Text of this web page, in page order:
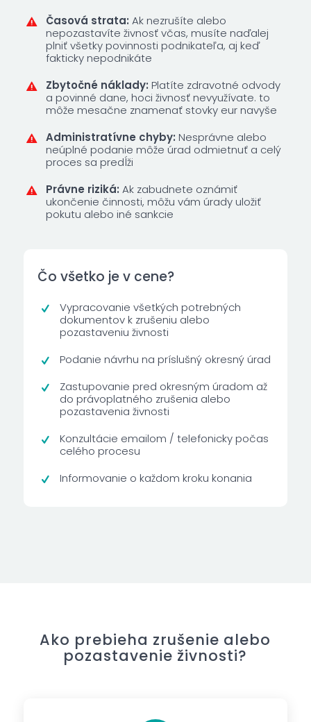
Časová strata: Ak nezrušíte alebo
nepozastavíte živnosť včas, musíte naďalej
plniť všetky povinnosti podnikateľa, aj keď
fakticky nepodnikáte
Zbytočné náklady: Platíte zdravotné odvody
a povinné dane, hoci živnosť nevyužívate. to
môže mesačne znamenať stovky eur navyše
Administratívne chyby: Nesprávne alebo
neúplné podanie môže úrad odmietnuť a celý
proces sa predĺži
Právne riziká: Ak zabudnete oznámiť
ukončenie činnosti, môžu vám úrady uložiť
pokutu alebo iné sankcie
Čo všetko je v cene?
Vypracovanie všetkých potrebných
dokumentov k zrušeniu alebo
pozastaveniu živnosti
Podanie návrhu na príslušný okresný úrad
Zastupovanie pred okresným úradom až
do právoplatného zrušenia alebo
pozastavenia živnosti
Konzultácie emailom / telefonicky počas
celého procesu
Informovanie o každom kroku konania
Ako prebieha zrušenie alebo
pozastavenie živnosti?